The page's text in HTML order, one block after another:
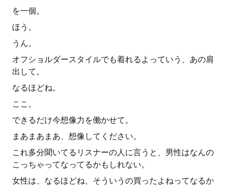
を一個。
ほう。
うん。
オフショルダースタイルでも着れるよっていう、あの肩
出して。
なるほどね。
ここ。
できるだけ今想像力を働かせて。
まあまあまあ、想像してください。
これ多分聞いてるリスナーの人に言うと、男性はなんの
こっちゃってなってるかもしれない。
女性は、なるほどね、そういうの買ったよねってなるか